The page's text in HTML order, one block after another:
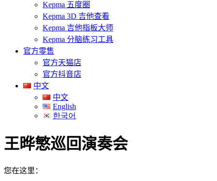
Kepma 五度圈
Kepma 3D 吉他查看
Kepma 吉他指板大师
Kepma 分脑练习工具
官方零售
官方天猫店
官方抖音店
中文
中文
English
한국어
王晔慜巡回演奏会
您在这里：